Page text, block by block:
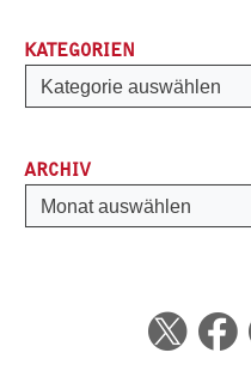
KATEGORIEN
Kategorien
Kategorie auswählen
ARCHIV
Archiv
Monat auswählen